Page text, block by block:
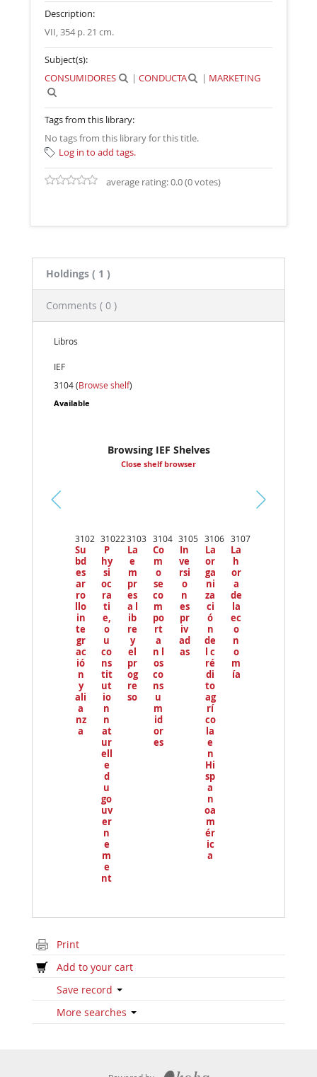
Description:
VII, 354 p. 21 cm.
Subject(s):
CONSUMIDORES
| CONDUCTA | MARKETING
Tags from this library:
No tags from this library for this title.
Log in to add tags.
average rating: 0.0 (0 votes)
Holdings ( 1 )
Comments ( 0 )
Libros
IEF
3104 (Browse shelf)
Available
Browsing IEF Shelves
Close shelf browser
3102
Su
bd
es
ar
ro
llo
in
te
gr
ac
ió
n
y
ali
a
nz
a
31022
P
hy
si
oc
ra
ti
e,
o
u
co
ns
tit
ut
io
n
n
at
ur
ell
e
d
u
go
uv
er
n
e
m
e
nt
3103
La
e
m
pr
es
a l
ib
re
y
el
pr
og
re
so
3104
Co
m
o
se
co
m
po
rt
a
n l
os
co
ns
u
m
id
or
es
3105
In
ve
rsi
o
n
es
pr
iv
ad
as
3106
La
or
ga
ni
za
ci
ó
n
de
l c
ré
di
to
ag
rí
co
la
e
n
Hi
sp
a
n
oa
m
ér
ic
a
3107
La
h
or
a
de
la
ec
o
n
o
m
ía
Print
Add to your cart
Save record
More searches